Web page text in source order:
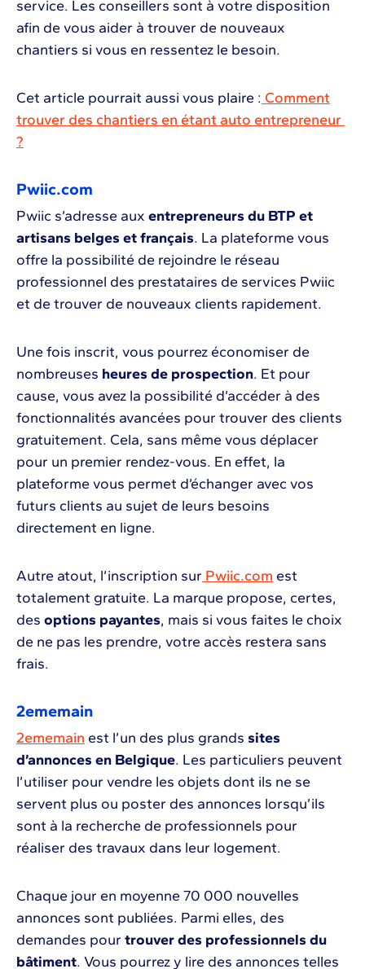
service. Les conseillers sont à votre disposition
afin de vous aider à trouver de nouveaux
chantiers si vous en ressentez le besoin.
Cet article pourrait aussi vous plaire : Comment
trouver des chantiers en étant auto entrepreneur
?
Pwiic.com
Pwiic s’adresse aux entrepreneurs du BTP et
artisans belges et français. La plateforme vous
offre la possibilité de rejoindre le réseau
professionnel des prestataires de services Pwiic
et de trouver de nouveaux clients rapidement.
Une fois inscrit, vous pourrez économiser de
nombreuses heures de prospection. Et pour
cause, vous avez la possibilité d’accéder à des
fonctionnalités avancées pour trouver des clients
gratuitement. Cela, sans même vous déplacer
pour un premier rendez-vous. En effet, la
plateforme vous permet d’échanger avec vos
futurs clients au sujet de leurs besoins
directement en ligne.
Autre atout, l’inscription sur Pwiic.com est
totalement gratuite. La marque propose, certes,
des options payantes, mais si vous faites le choix
de ne pas les prendre, votre accès restera sans
frais.
2ememain
2ememain est l’un des plus grands sites
d’annonces en Belgique. Les particuliers peuvent
l’utiliser pour vendre les objets dont ils ne se
servent plus ou poster des annonces lorsqu’ils
sont à la recherche de professionnels pour
réaliser des travaux dans leur logement.
Chaque jour en moyenne 70 000 nouvelles
annonces sont publiées. Parmi elles, des
demandes pour trouver des professionnels du
bâtiment. Vous pourrez y lire des annonces telles